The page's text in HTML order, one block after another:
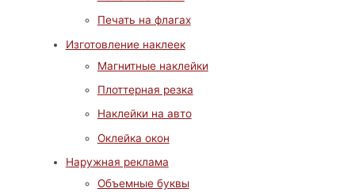
Печать на флагах
Изготовление наклеек
Магнитные наклейки
Плоттерная резка
Наклейки на авто
Оклейка окон
Наружная реклама
Объемные буквы